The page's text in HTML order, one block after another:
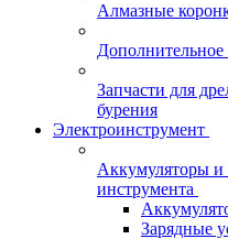
Алмазные
Дополнительное
Запчасти для
бурения
Электроинструмент
Аккумуляторы и
инструмента
Зарядные